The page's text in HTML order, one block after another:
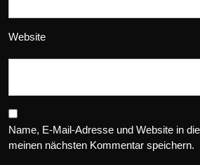
Website
Name, E-Mail-Adresse und Website in
meinen nächsten Kommentar speichern.